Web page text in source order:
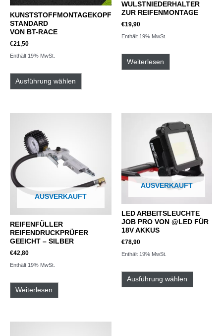
KUNSTSTOFFMONTAGEKOPF
STANDARD
VON BT-RACE
€21,50
Enthält 19% MwSt.
Ausführung wählen
WULSTNIEDERHALTER
ZUR REIFENMONTAGE
€19,90
Enthält 19% MwSt.
Weiterlesen
AUSVERKAUFT
REIFENFÜLLER
REIFENDRUCKPRÜFER
GEEICHT – SILBER
€42,80
Enthält 19% MwSt.
Weiterlesen
AUSVERKAUFT
LED ARBEITSLEUCHTE
JOB PRO VON @LED FÜR
18V AKKUS
€78,90
Enthält 19% MwSt.
Ausführung wählen